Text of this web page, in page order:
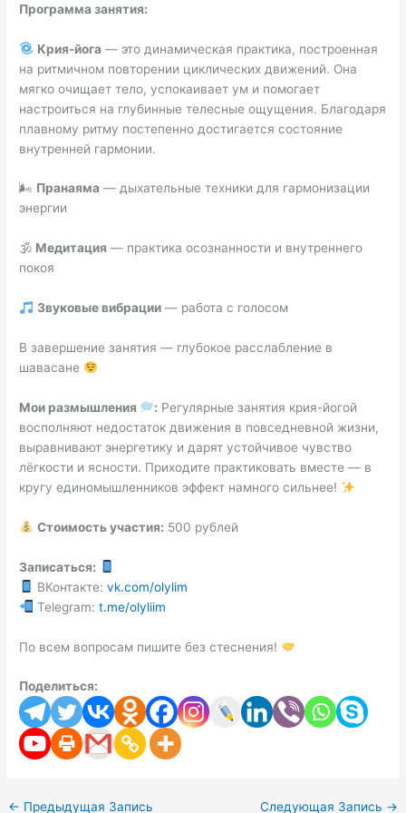
Программа занятия:
Крия-йога — это динамическая практика, построенная
на ритмичном повторении циклических движений. Она
мягко очищает тело, успокаивает ум и помогает
настроиться на глубинные телесные ощущения. Благодаря
плавному ритму постепенно достигается состояние
внутренней гармонии.
🌬 Пранаяма — дыхательные техники для гармонизации
энергии
🕉 Медитация — практика осознанности и внутреннего
покоя
Звуковые вибрации— работа с голосом
В завершение занятия — глубокое расслабление в
шавасане
Мои размышления : Регулярные занятия крия-йогой
восполняют недостаток движения в повседневной жизни,
выравнивают энергетику и дарят устойчивое чувство
лёгкости и ясности. Приходите практиковать вместе — в
кругу единомышленников эффект намного сильнее!
Стоимость участия: 500 рублей
Записаться:
ВКонтакте: vk.com/olylim
Telegram: t.me/olyliim
По всем вопросам пишите без стеснения!
Поделиться:
← Предыдущая Запись Следующая Запись →